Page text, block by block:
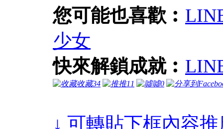
您可能也喜歡︰
少女
快來解鎖成就︰
收藏34 推11 噓0
↓ 可轉貼下框內容